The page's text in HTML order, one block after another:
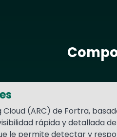
(ARC) de Fortra,
rápida y detallada
le permite detectar y